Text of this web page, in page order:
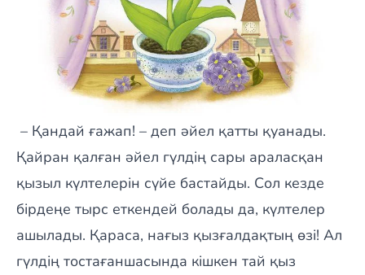
– Қандай ғажап! – деп әйел қатты қуанады.
Қайран қалған әйел гүлдің сары араласқан
қызыл күлтелерін сүйе бастайды. Сол кезде
бірдеңе тырс еткендей болады да, күлтелер
ашылады. Қараса, нағыз қызғалдақтың өзі! Ал
гүлдің тостағаншасында кішкен тай қыз